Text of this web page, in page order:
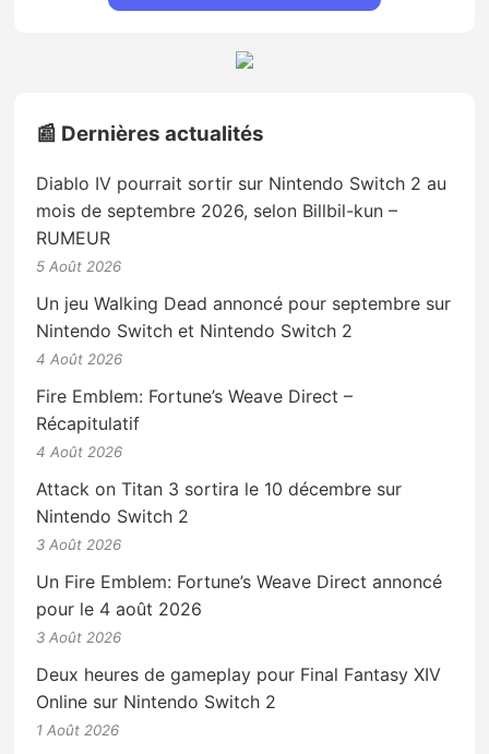
📰 Dernières actualités
Diablo IV pourrait sortir sur Nintendo Switch 2 au
mois de septembre 2026, selon Billbil-kun –
RUMEUR
5 Août 2026
Un jeu Walking Dead annoncé pour septembre sur
Nintendo Switch et Nintendo Switch 2
4 Août 2026
Fire Emblem: Fortune’s Weave Direct –
Récapitulatif
4 Août 2026
Attack on Titan 3 sortira le 10 décembre sur
Nintendo Switch 2
3 Août 2026
Un Fire Emblem: Fortune’s Weave Direct annoncé
pour le 4 août 2026
3 Août 2026
Deux heures de gameplay pour Final Fantasy XIV
Online sur Nintendo Switch 2
1 Août 2026